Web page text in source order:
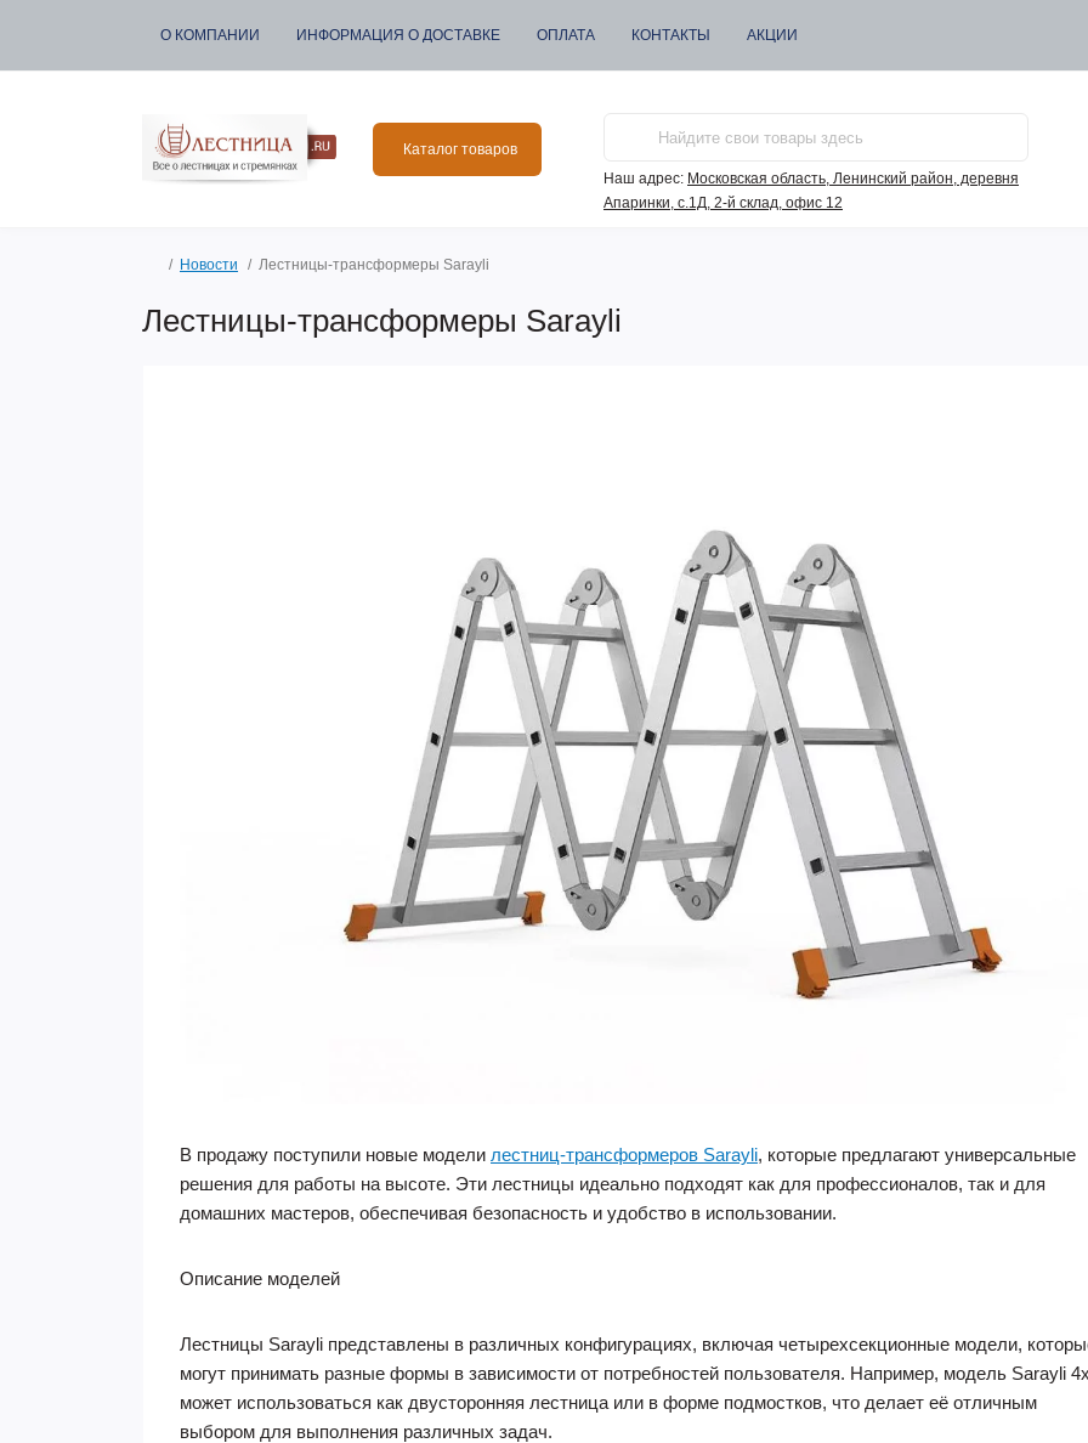
О КОМПАНИИ ИНФОРМАЦИЯ О ДОСТАВКЕ ОПЛАТА КОНТАКТЫ АКЦИИ
Каталог товаров
Наш адрес: Московская область, Ленинский район, деревня
Апаринки, с.1Д, 2-й склад, офис 12
Новости Лестницы-трансформеры Sarayli
Лестницы-трансформеры Sarayli
В продажу поступили новые модели лестниц-трансформеров Sarayli, которые предлагают универсальные
решения для работы на высоте. Эти лестницы идеально подходят как для профессионалов, так и для
домашних мастеров, обеспечивая безопасность и удобство в использовании.
Описание моделей
Лестницы Sarayli представлены в различных конфигурациях, включая четырехсекционные модели,
могут принимать разные формы в зависимости от потребностей пользователя. Например, модель Sarayli
может использоваться как двусторонняя лестница или в форме подмостков, что делает её отличным
выбором для выполнения различных задач.